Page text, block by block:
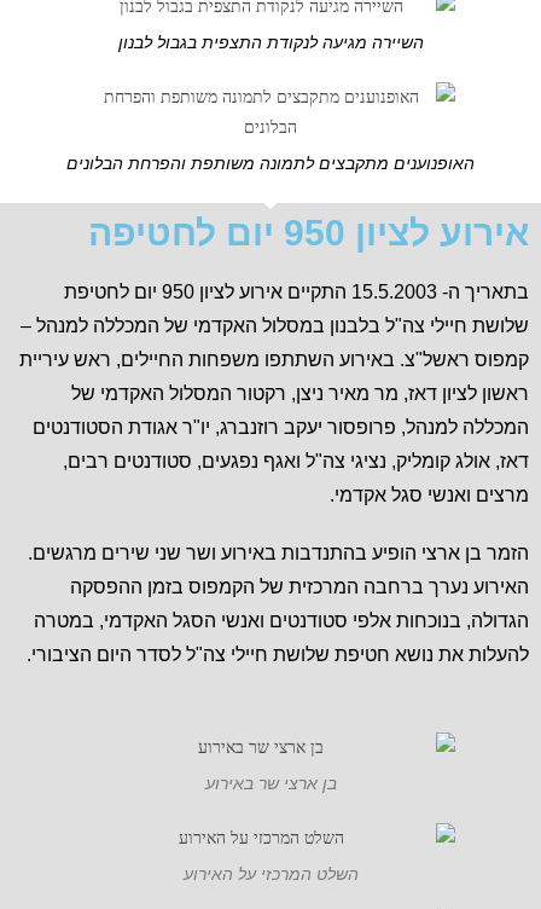
השיירה מגיעה לנקודת התצפית בגבול לבנון
האופנוענים מתקבצים לתמונה משותפת והפרחת הבלונים
אירוע לציון 950 יום לחטיפה
בתאריך ה- 15.5.2003 התקיים אירוע לציון 950 יום לחטיפת
שלושת חיילי צה"ל בלבנון במסלול האקדמי של המכללה למנהל –
קמפוס ראשל"צ. באירוע השתתפו משפחות החיילים, ראש עיריית
ראשון לציון דאז, מר מאיר ניצן, רקטור המסלול האקדמי של
המכללה למנהל, פרופסור יעקב רוזנברג, יו"ר אגודת הסטודנטים
דאז, אולג קומליק, נציגי צה"ל ואגף נפגעים, סטודנטים רבים,
מרצים ואנשי סגל אקדמי.
הזמר בן ארצי הופיע בהתנדבות באירוע ושר שני שירים מרגשים.
האירוע נערך ברחבה המרכזית של הקמפוס בזמן ההפסקה
הגדולה, בנוכחות אלפי סטודנטים ואנשי הסגל האקדמי, במטרה
להעלות את נושא חטיפת שלושת חיילי צה"ל לסדר היום הציבורי.
בן ארצי שר באירוע
השלט המרכזי על האירוע